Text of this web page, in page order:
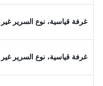
غرفة قياسية، نوع السرير
غرفة قياسية، نوع السرير